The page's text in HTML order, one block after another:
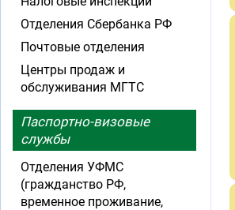
Отделения Сбербанка РФ
Почтовые отделения
Центры продаж и
обслуживания МГТС
Паспортно-визовые
службы
Отделения УФМС
(гражданство РФ,
временное проживание,